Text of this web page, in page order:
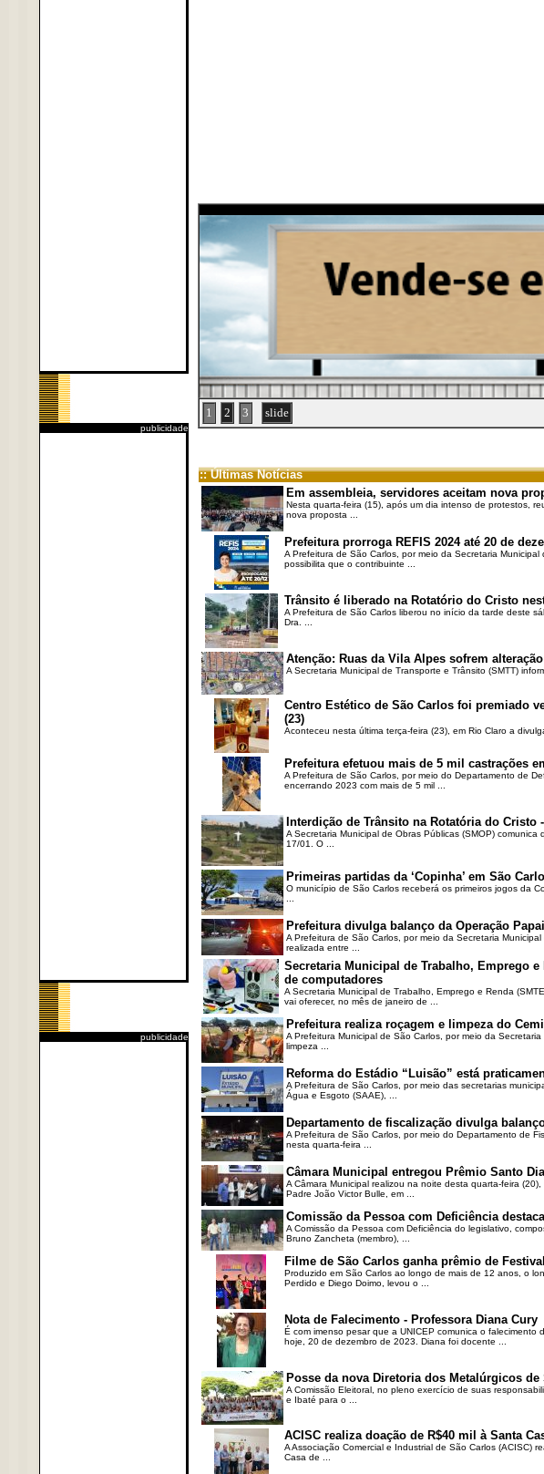
publicidade
publicidade
1 2 3 slide
:: Últimas Notícias
Em assembleia, servidores aceitam nova
Nesta quarta-feira (15), após um dia intenso de protestos,
nova proposta ...
Prefeitura prorroga REFIS 2024 até 20 de
A Prefeitura de São Carlos, por meio da Secretaria
possibilita que o contribuinte ...
Trânsito é liberado na Rotatório do Cristo
A Prefeitura de São Carlos liberou no início da tarde deste
Dra. ...
Atenção: Ruas da Vila Alpes sofrem
A Secretaria Municipal de Transporte e Trânsito (SMTT)
Centro Estético de São Carlos foi premiado
(23)
Aconteceu nesta última terça-feira (23), em Rio Claro a
Prefeitura efetuou mais de 5 mil castrações
A Prefeitura de São Carlos, por meio do Departamento de
encerrando 2023 com mais de 5 mil ...
Interdição de Trânsito na Rotatória do Cristo
A Secretaria Municipal de Obras Públicas (SMOP)
17/01. O ...
Primeiras partidas da ‘Copinha’ em São
O município de São Carlos receberá os primeiros jogos da
Prefeitura divulga balanço da Operação
A Prefeitura de São Carlos, por meio da Secretaria
realizada entre ...
Secretaria Municipal de Trabalho, Emprego
de computadores
A Secretaria Municipal de Trabalho, Emprego e Renda
vai oferecer, no mês de janeiro de ...
Prefeitura realiza roçagem e limpeza do
A Prefeitura Municipal de São Carlos, por meio da
limpeza ...
Reforma do Estádio “Luisão” está
A Prefeitura de São Carlos, por meio das secretarias
Água e Esgoto (SAAE), ...
Departamento de fiscalização divulga
A Prefeitura de São Carlos, por meio do Departamento de
nesta quarta-feira ...
Câmara Municipal entregou Prêmio Santo
A Câmara Municipal realizou na noite desta quarta-feira
Padre João Victor Bulle, em ...
Comissão da Pessoa com Deficiência
A Comissão da Pessoa com Deficiência do legislativo,
Bruno Zancheta (membro), ...
Filme de São Carlos ganha prêmio de
Produzido em São Carlos ao longo de mais de 12 anos, o
Perdido e Diego Doimo, levou o ...
Nota de Falecimento - Professora Diana Cury
É com imenso pesar que a UNICEP comunica o
hoje, 20 de dezembro de 2023. Diana foi docente ...
Posse da nova Diretoria dos Metalúrgicos de
A Comissão Eleitoral, no pleno exercício de suas
e Ibaté para o ...
ACISC realiza doação de R$40 mil à Santa
A Associação Comercial e Industrial de São Carlos (ACISC)
Casa de ...